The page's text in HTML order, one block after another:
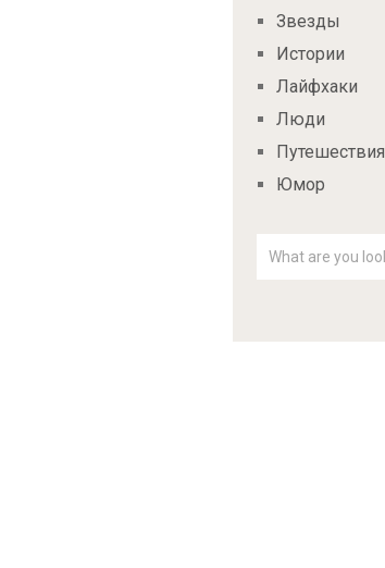
Звезды
Истории
Лайфхаки
Люди
Путешествия
Юмор